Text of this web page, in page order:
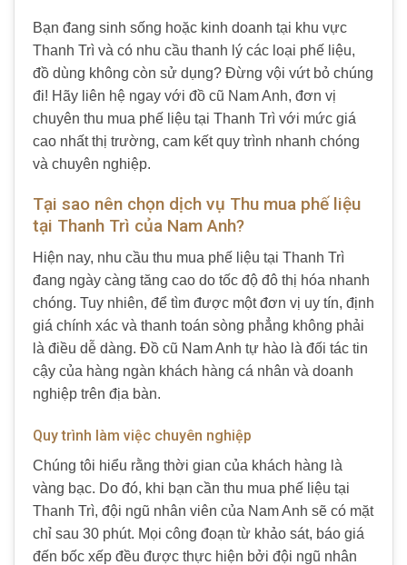
Bạn đang sinh sống hoặc kinh doanh tại khu vực
Thanh Trì và có nhu cầu thanh lý các loại phế liệu,
đồ dùng không còn sử dụng? Đừng vội vứt bỏ chúng
đi! Hãy liên hệ ngay với đồ cũ Nam Anh, đơn vị
chuyên thu mua phế liệu tại Thanh Trì với mức giá
cao nhất thị trường, cam kết quy trình nhanh chóng
và chuyên nghiệp.
Tại sao nên chọn dịch vụ Thu mua phế liệu
tại Thanh Trì của Nam Anh?
Hiện nay, nhu cầu thu mua phế liệu tại Thanh Trì
đang ngày càng tăng cao do tốc độ đô thị hóa nhanh
chóng. Tuy nhiên, để tìm được một đơn vị uy tín, định
giá chính xác và thanh toán sòng phẳng không phải
là điều dễ dàng. Đồ cũ Nam Anh tự hào là đối tác tin
cậy của hàng ngàn khách hàng cá nhân và doanh
nghiệp trên địa bàn.
Quy trình làm việc chuyên nghiệp
Chúng tôi hiểu rằng thời gian của khách hàng là
vàng bạc. Do đó, khi bạn cần thu mua phế liệu tại
Thanh Trì, đội ngũ nhân viên của Nam Anh sẽ có mặt
chỉ sau 30 phút. Mọi công đoạn từ khảo sát, báo giá
đến bốc xếp đều được thực hiện bởi đội ngũ nhân